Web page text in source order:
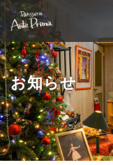
お知らせ